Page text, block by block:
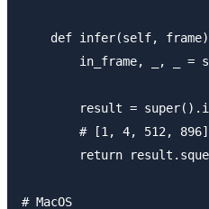
def infer(self,
in_frame, _, _ =
result =
# [1, 4, 512,
return
# MacOS